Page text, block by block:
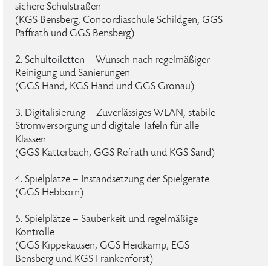
sichere Schulstraßen
(KGS Bensberg, Concordiaschule Schildgen, GGS
Paffrath und GGS Bensberg)
2. Schultoiletten – Wunsch nach regelmäßiger
Reinigung und Sanierungen
(GGS Hand, KGS Hand und GGS Gronau)
3. Digitalisierung – Zuverlässiges WLAN, stabile
Stromversorgung und digitale Tafeln für alle
Klassen
(GGS Katterbach, GGS Refrath und KGS Sand)
4. Spielplätze – Instandsetzung der Spielgeräte
(GGS Hebborn)
5. Spielplätze – Sauberkeit und regelmäßige
Kontrolle
(GGS Kippekausen, GGS Heidkamp, EGS
Bensberg und KGS Frankenforst)